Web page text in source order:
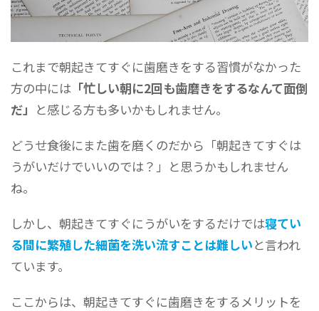
これまで朝起きてすぐに歯磨きをする習慣がなかった
方の中には 「忙しい朝に2回も歯磨きをするなんて面倒
だ」 と感じる方も多いかもしれません。
どうせ食後にまた歯を磨くのだから「朝起きてすぐは
うがいだけでいいのでは？」と思うかもしれません
ね。
しかし、朝起きてすぐにうがいをするだけでは寝てい
る間に繁殖した細菌を洗い流すことは難しいと言われ
ています。
ここからは、朝起きてすぐに歯磨きをするメリットを